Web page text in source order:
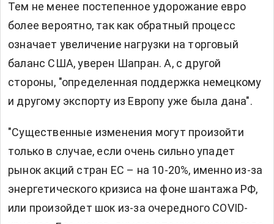
Тем не менее постепенное удорожание евро
более вероятно, так как обратный процесс
означает увеличение нагрузки на торговый
баланс США, уверен Шапран. А, с другой
стороны, "определенная поддержка немецкому
и другому экспорту из Европу уже была дана".
"Существенные изменения могут произойти
только в случае, если очень сильно упадет
рынок акций стран ЕС – на 10-20%, именно из-за
энергетического кризиса на фоне шантажа РФ,
или произойдет шок из-за очередного COVID-